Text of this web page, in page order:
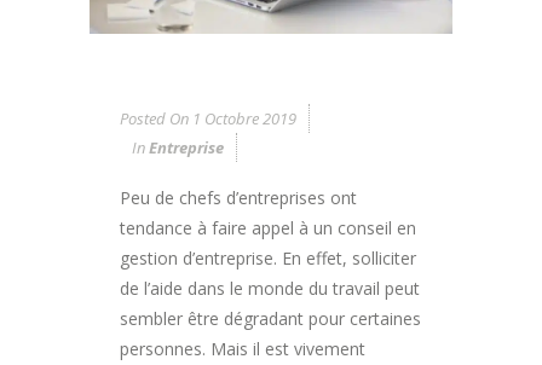
Posted On 1 Octobre 2019
InEntreprise
Peu de chefs d’entreprises ont
tendance à faire appel à un conseil en
gestion d’entreprise. En effet, solliciter
de l’aide dans le monde du travail peut
sembler être dégradant pour certaines
personnes. Mais il est vivement